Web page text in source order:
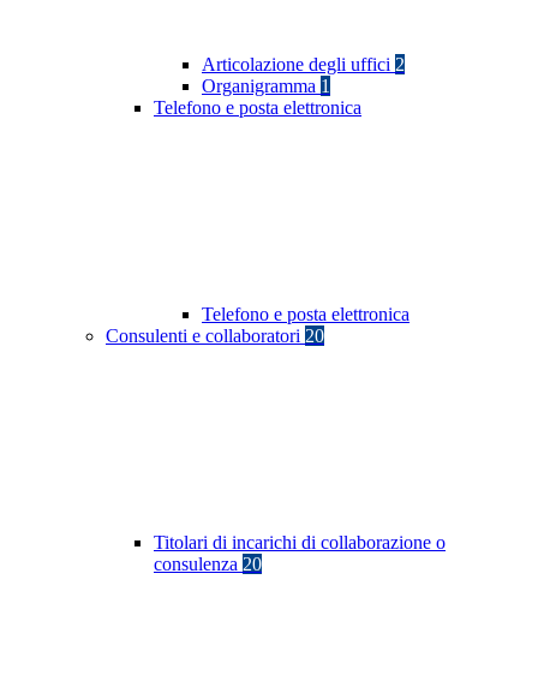
Articolazione degli uffici 2
Organigramma 1
Telefono e posta elettronica
Telefono e posta elettronica
Consulenti e collaboratori 20
Titolari di incarichi di collaborazione o
consulenza 20